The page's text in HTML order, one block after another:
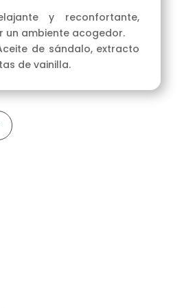
y reconfortante,
un ambiente acogedor.
de sándalo, extracto
de vainilla.